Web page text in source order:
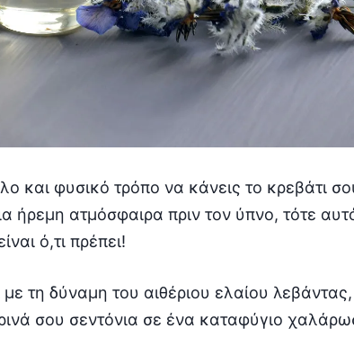
και φυσικό τρόπο να κάνεις το κρεβάτι
ήρεμη ατμόσφαιρα πριν τον ύπνο, τότε
ό,τι πρέπει!
τη δύναμη του αιθέριου ελαίου
σου σεντόνια σε ένα καταφύγιο